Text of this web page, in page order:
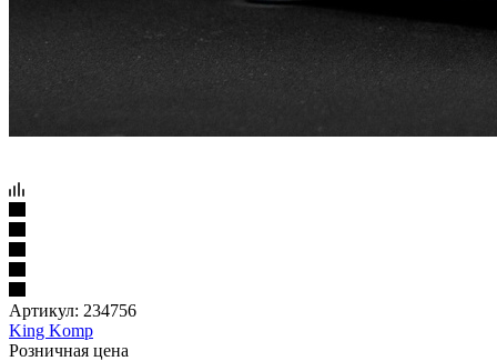
Артикул: 234756
King Komp
Розничная цена